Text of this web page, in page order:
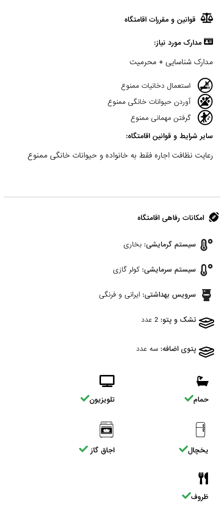
قوانین و مقررات اقامتگاه
مدارک مورد نیاز:
مدارک شناسایی + محرمیت
استعمال دخانیات ممنوع
آوردن حیوانات خانگی ممنوع
گرفتن مهمانی ممنوع
سایر شرایط و قوانین اقامتگاه:
رعایت نظافت اجاره فقط به خانواده و حیوانات خانگی ممنوع
امکانات رفاهی اقامتگاه
سیستم گرمایشی: بخاری
سیستم سرمایشی: کولر گازی
سرویس بهداشتی: ایرانی و فرنگی
تشک و پتو: 2 عدد
پتوی اضافه: سه عدد
حمام تلویزیون
یخچال اجاق گاز
ظروف